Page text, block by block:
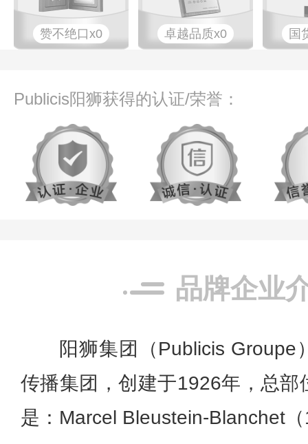
赞不绝口x0 卓越品质x0 国
Publicis阳狮获得的认证/荣誉：
品牌企业
阳狮集团（Publicis Groupe
传播集团，创建于1926年，总部
是：Marcel Bleustein-Blanchet